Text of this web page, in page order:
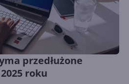
przedłużone
roku